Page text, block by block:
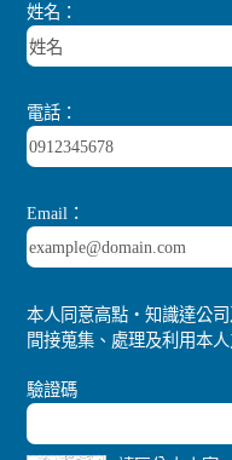
姓名：
電話：
Email：
本人同意高點‧知識達公
間接蒐集、處理及利用本
驗證碼